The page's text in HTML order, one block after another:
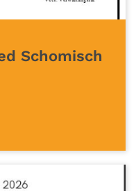
Schomisch